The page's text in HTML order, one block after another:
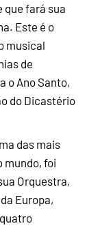
que fará sua
Este é o
musical
de
o Ano Santo,
do Dicastério
das mais
foi
Orquestra,
Europa,